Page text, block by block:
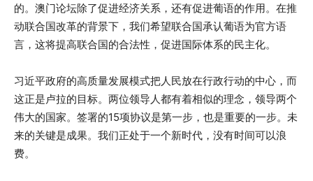
的。澳门论坛除了促进经济关系，还有促进葡语的作用。在推
动联合国改革的背景下，我们希望联合国承认葡语为官方语
言，这将提高联合国的合法性，促进国际体系的民主化。
习近平政府的高质量发展模式把人民放在行政行动的中心，而
这正是卢拉的目标。两位领导人都有着相似的理念，领导两个
伟大的国家。签署的15项协议是第一步，也是重要的一步。未
来的关键是成果。我们正处于一个新时代，没有时间可以浪
费。